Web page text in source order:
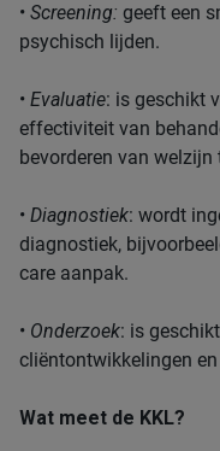
• Screening: geeft een
psychisch lijden.
• Evaluatie: is geschikt
effectiviteit van
bevorderen van welzijn
• Diagnostiek: wordt
diagnostiek,
care aanpak.
• Onderzoek: is
cliëntontwikkelingen
Wat meet de KKL?